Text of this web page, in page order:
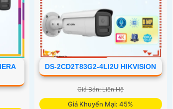
DS-2CD2T83G2-4LI2U HIKVISION
Giá Bán: Liên Hệ
Giá Khuyến Mại: 45%